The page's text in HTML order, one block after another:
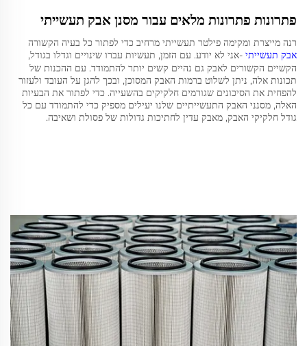
פתרונות פתרונות מלאים עבור מסנן אבק תעשייתי
רנה מייצרת ומקימה פילטר תעשייתי מרחיב כדי לפתור כל בעיה הקשורה
אבק תעשייתי -אני לא יודע. עם הזמן, תעשיות עברו שינויים וגדלו בגודל,
הקשיים הקשורים לאבק גם נהיים קשים יותר להתמודד. עם ההכנות של
תכונות אלה, ניתן לשלוט ברמות האבק המסוכן, ובכך להגן על העובד ולעזור
להפחית את הסיכונים שגורמים חלקיקים בהשעייה. כדי לפתור את הבעיות
האלה, מסנני האבק התעשייתיים שלנו יעילים מספיק כדי להתמודד עם כל
גודל חלקיקי האבק, מאבק עדין לחתיכות גדולות של פסולת ושאיבה.